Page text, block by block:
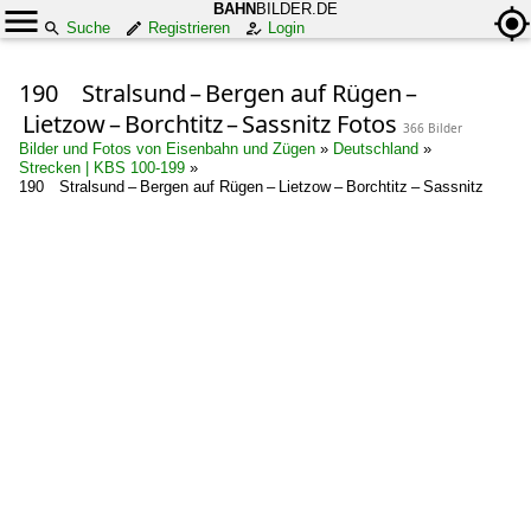
BAHN BILDER.DE
Suche
Registrieren Login
190 Stralsund – Bergen auf Rügen –
Lietzow – Borchtitz – Sassnitz Fotos 366 Bilder
Bilder und Fotos von Eisenbahn und Zügen » Deutschland »
Strecken | KBS 100-199 »
190 Stralsund – Bergen auf Rügen – Lietzow – Borchtitz – Sassnitz